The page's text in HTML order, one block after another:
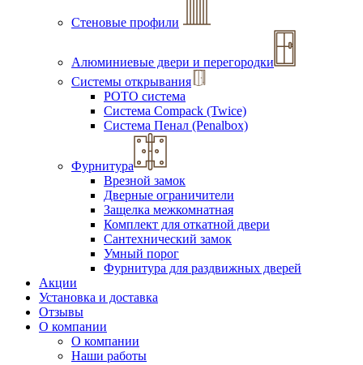
Стеновые профили
Алюминиевые двери и перегородки
Системы открывания
РОТО система
Система Compack (Twice)
Система Пенал (Penalbox)
Фурнитура
Врезной замок
Дверные ограничители
Защелка межкомнатная
Комплект для откатной двери
Сантехнический замок
Умный порог
Фурнитура для раздвижных дверей
Акции
Установка и доставка
Отзывы
О компании
О компании
Наши работы